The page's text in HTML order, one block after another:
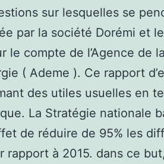
sur lesquelles se
par la société Dorémi et
le compte de l’Agence de
( Ademe ). Ce rapport
des utiles usuelles en
La Stratégie nationale
de réduire de 95% les
rapport à 2015. dans ce